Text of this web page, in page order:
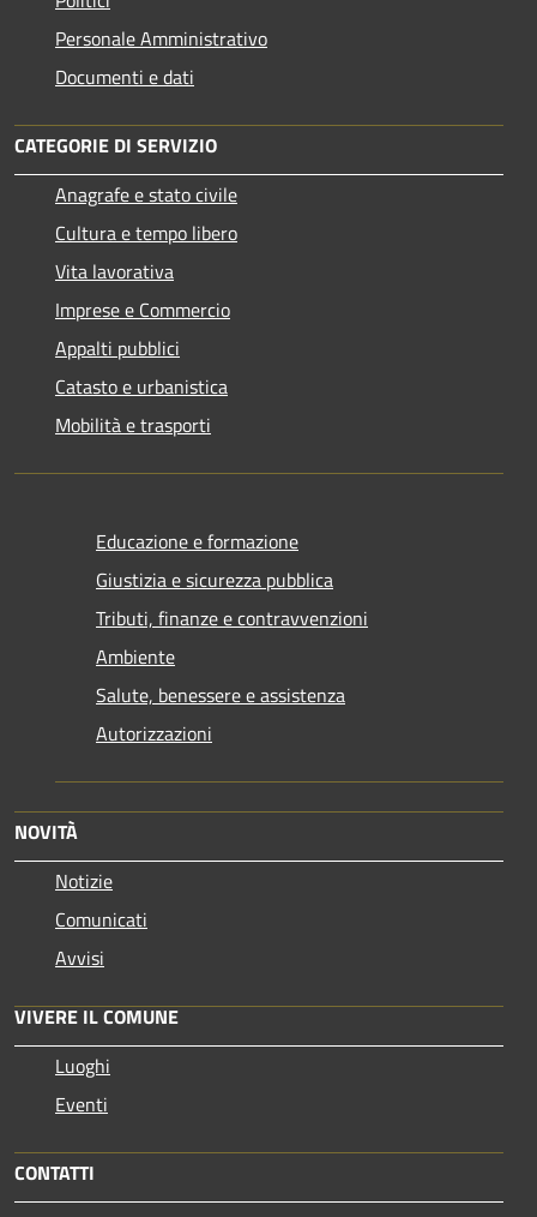
Personale Amministrativo
Documenti e dati
CATEGORIE DI SERVIZIO
Anagrafe e stato civile
Cultura e tempo libero
Vita lavorativa
Imprese e Commercio
Appalti pubblici
Catasto e urbanistica
Mobilità e trasporti
Educazione e formazione
Giustizia e sicurezza pubblica
Tributi, finanze e contravvenzioni
Ambiente
Salute, benessere e assistenza
Autorizzazioni
NOVITÀ
Notizie
Comunicati
Avvisi
VIVERE IL COMUNE
Luoghi
Eventi
CONTATTI